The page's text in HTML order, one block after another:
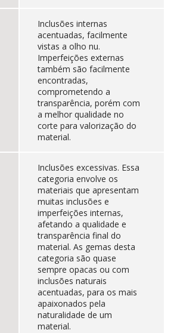
Inclusões internas
acentuadas, facilmente
vistas a olho nu.
Imperfeições externas
também são facilmente
encontradas,
comprometendo a
transparência, porém com
a melhor qualidade no
corte para valorização do
material.
Inclusões excessivas. Essa
categoria envolve os
materiais que apresentam
muitas inclusões e
imperfeições internas,
afetando a qualidade e
transparência final do
material. As gemas desta
categoria são quase
sempre opacas ou com
inclusões naturais
acentuadas, para os mais
apaixonados pela
naturalidade de um
material.